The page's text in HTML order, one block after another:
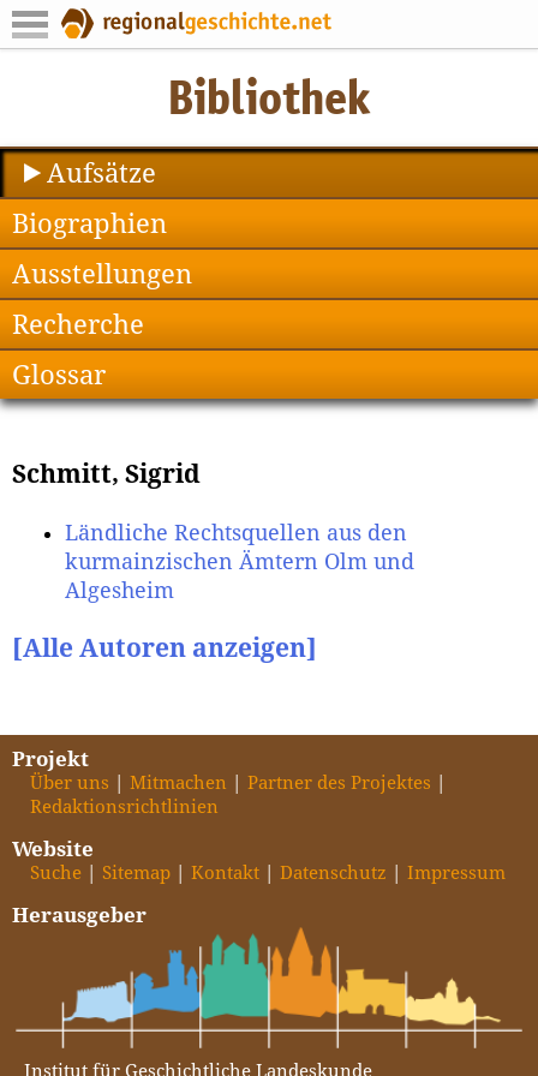
Aufsätze
Biographien
Ausstellungen
Recherche
Glossar
Schmitt, Sigrid
Ländliche Rechtsquellen aus den
kurmainzischen Ämtern Olm und
Algesheim
[Alle Autoren anzeigen]
Projekt
Über uns Mitmachen
Partner des Projektes
Redaktionsrichtlinien
Website
Suche Sitemap Kontakt Datenschutz Impressum
Herausgeber
Institut für Geschichtliche Landeskunde